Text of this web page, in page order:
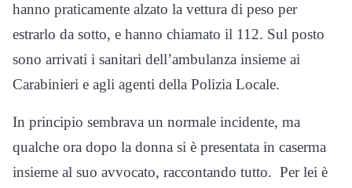
hanno praticamente alzato la vettura di peso per
estrarlo da sotto, e hanno chiamato il 112. Sul posto
sono arrivati i sanitari dell’ambulanza insieme ai
Carabinieri e agli agenti della Polizia Locale.
In principio sembrava un normale incidente, ma
qualche ora dopo la donna si è presentata in caserma
insieme al suo avvocato, raccontando tutto. Per lei è